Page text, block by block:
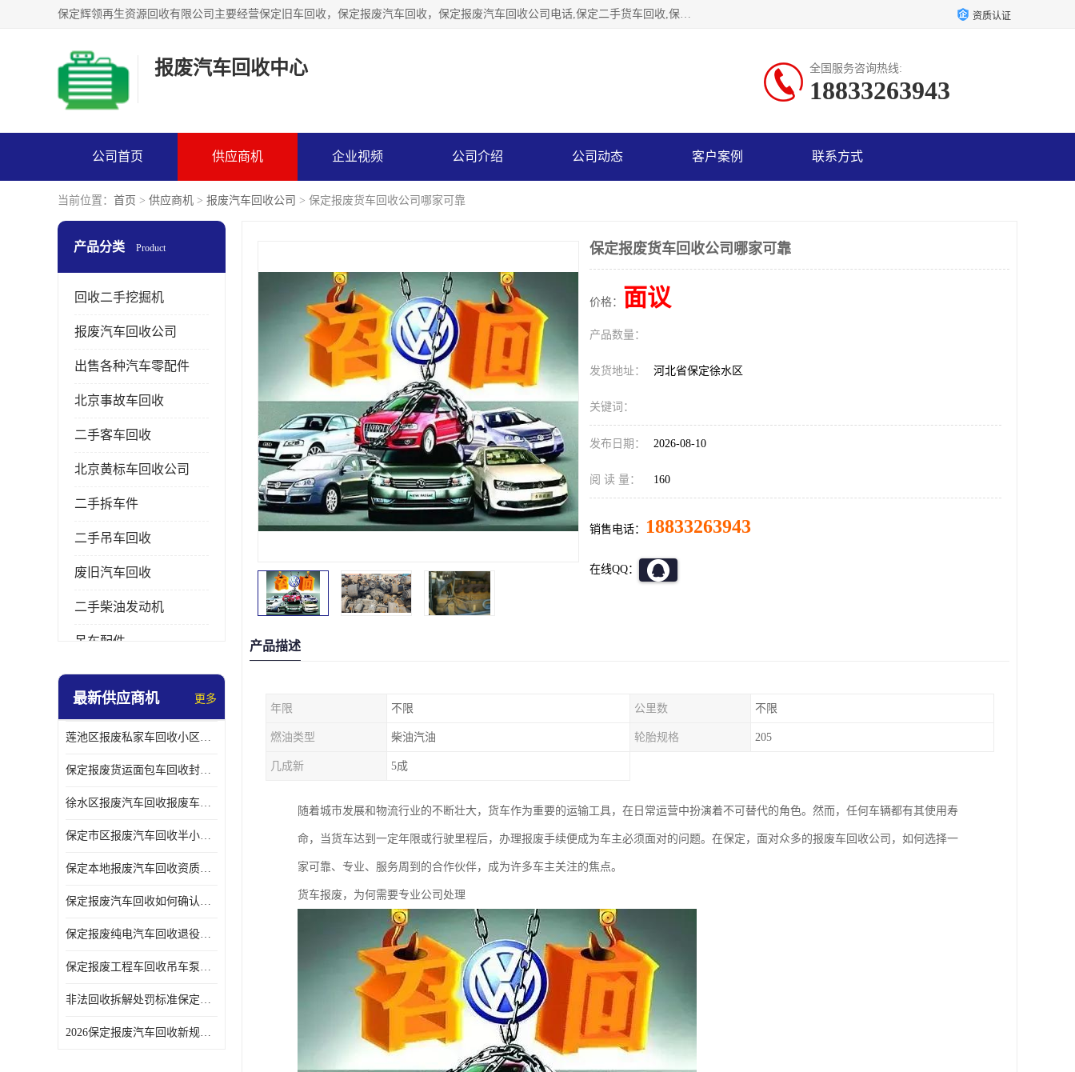
保定辉领再生资源回收有限公司主要经营保定旧车回收，保定报废汽车回收，保定报废汽车回收公司电话,保定二手货车回收,保定黄标车回收, 保定黄标车回收，保定哪里收报废车，保定废旧汽车回收，保定汽车报废手续办理，保定汽车解体厂。将通过采取区域限行促进淘汰、经济补助激励新、加大上路*法处罚、加强达标排放监管等综合措施，对老旧机动车逐步实行末位淘汰，加快老旧机动车淘汰新 资质认证
报废汽车回收中心 全国服务咨询热线:
18833263943
公司首页 供应商机 企业视频 公司介绍 公司动态 客户案例 联系方式
当前位置： 首页 > 供应商机 > 报废汽车回收公司 > 保定报废货车回收公司哪家可靠
产品分类 Product
回收二手挖掘机
报废汽车回收公司
出售各种汽车零配件
北京事故车回收
二手客车回收
北京黄标车回收公司
二手拆车件
二手吊车回收
废旧汽车回收
二手柴油发动机
吊车配件
挖掘机拆车件
最新供应商机 更多
莲池区报废私家车回收小区上门拖车便捷
保定报废货运面包车回收封闭货车报废销户
徐水区报废汽车回收报废车辆补贴申请流程
保定市区报废汽车回收半小时上门现场估价
保定本地报废汽车回收资质齐全无隐形收费
保定报废汽车回收如何确认车辆完成销户
保定报废纯电汽车回收退役电池统一处置
保定报废工程车回收吊车泵车挖掘机回收拆解
非法回收拆解处罚标准保定报废车合规提示
2026保定报废汽车回收新规解读车主必看
保定报废货车回收公司哪家可靠
价格： 面议
产品数量：
发货地址： 河北省保定徐水区
关键词：
发布日期： 2026-08-10
阅 读 量： 160
销售电话： 18833263943
在线QQ：
产品描述
年限 不限 公里数 不限
燃油类型 柴油汽油 轮胎规格 205
几成新 5成
随着城市发展和物流行业的不断壮大，货车作为重要的运输工具，在日常运营中扮演着不可替代的角色。然而，任何车辆都有其使用寿
命，当货车达到一定年限或行驶里程后，办理报废手续便成为车主必须面对的问题。在保定，面对众多的报废车回收公司，如何选择一
家可靠、专业、服务周到的合作伙伴，成为许多车主关注的焦点。
货车报废，为何需要专业公司处理